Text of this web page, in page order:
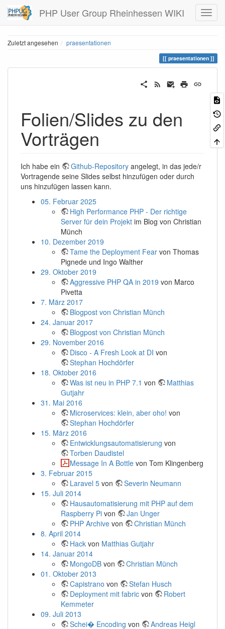
PHP User Group Rheinhessen WIKI
Zuletzt angesehen praesentationen
praesentationen
Folien/Slides zu den
Vorträgen
Ich habe ein Github-Repository angelegt, in das jede/r
Vortragende seine Slides selbst hinzufügen oder durch
uns hinzufügen lassen kann.
05. Februar 2025
High Performance PHP - Der richtige
Server für dein Projekt im Blog von Christian
Münch
10. Dezember 2019
Tame the Deployment Fear von Thomas
Pignede und Ingo Walther
29. Oktober 2019
Aggressive PHP QA in 2019 von Marco
Pivetta
7. März 2017
Blogpost von Christian Münch
24. Januar 2017
Blogpost von Christian Münch
29. November 2016
Disco - A Fresh Look at DI von
Stephan Hochdörfer
18. Oktober 2016
Was ist neu in PHP 7.1 von
Matthias
Gutjahr
31. Mai 2016
Microservices: klein, aber oho! von
Stephan Hochdörfer
15. März 2016
Entwicklungsautomatisierung von
Torben Daudistel
Message In A Bottle von Tom Klingenberg
3. Februar 2015
Laravel 5 von
Severin Neumann
15. Juli 2014
Hausautomatisierung mit PHP auf dem
Raspberry Pi von
Jan Unger
PHP Archive von
Christian Münch
8. April 2014
Hack von Matthias Gutjahr
14. Januar 2014
MongoDB von
Christian Münch
01. Oktober 2013
Capistrano von
Stefan Husch
Deployment mit fabric von
Robert
Kemmeter
09. Juli 2013
Schei� Encoding von
Andreas Heigl